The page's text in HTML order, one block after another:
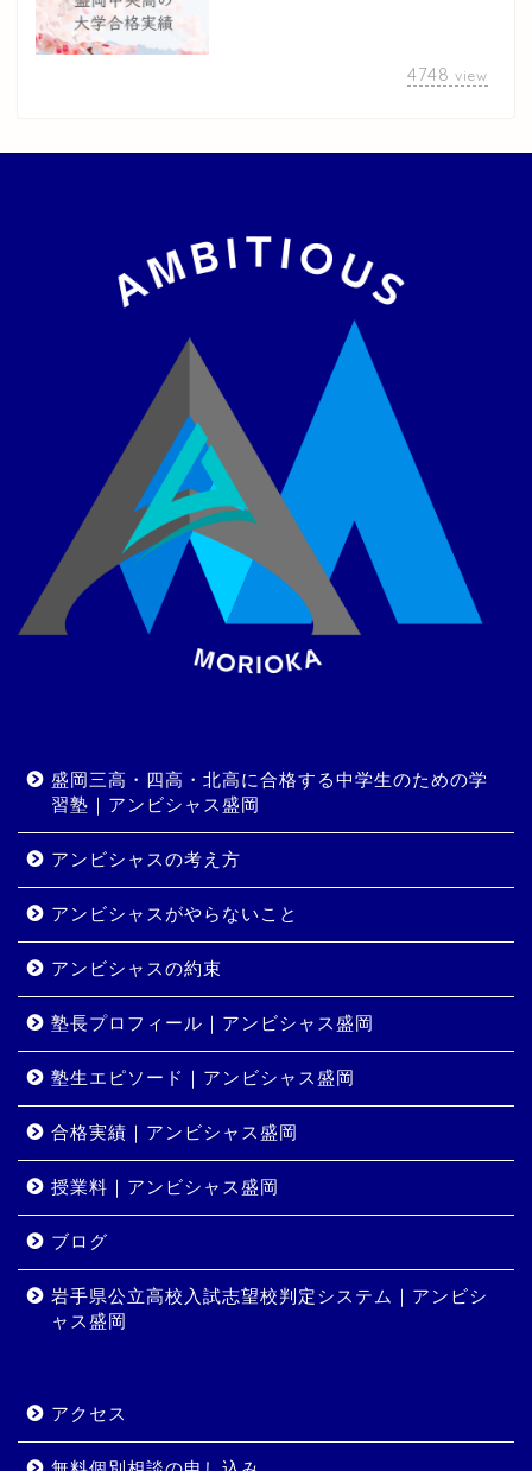
4748 view
盛岡三高・四高・北高に合格する中学生のための学
習塾｜アンビシャス盛岡
アンビシャスの考え方
アンビシャスがやらないこと
アンビシャスの約束
塾長プロフィール｜アンビシャス盛岡
塾生エピソード｜アンビシャス盛岡
合格実績｜アンビシャス盛岡
授業料｜アンビシャス盛岡
ブログ
岩手県公立高校入試志望校判定システム｜アンビシ
ャス盛岡
アクセス
コース・料金
岩手県公立高校入試志望校
判定システム｜アンビシャ